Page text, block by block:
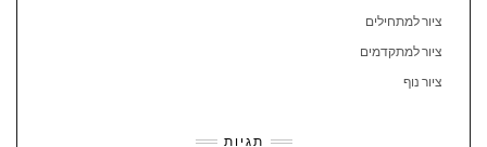
ציור למתחילים
ציור למתקדמים
ציור נוף
תגיות